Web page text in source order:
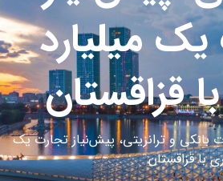
میلیارد
قزاقستان
بانکی و ترانزیتی، پیش‌نیاز تجارت یک
با قزاقستان